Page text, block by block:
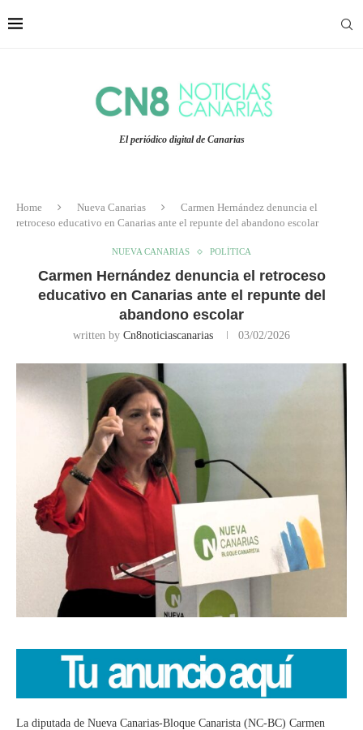
El periódico digital de Canarias
Home Nueva Canarias
Carmen Hernández denuncia el
retroceso educativo en Canarias ante el repunte del abandono escolar
NUEVA CANARIAS POLÍTICA
Carmen Hernández denuncia el retroceso
educativo en Canarias ante el repunte del
abandono escolar
written by Cn8noticiascanarias 03/02/2026
La diputada de Nueva Canarias-Bloque Canarista (NC-BC) Carmen